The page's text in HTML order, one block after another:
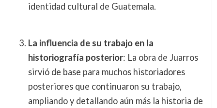
identidad cultural de Guatemala.
La influencia de su trabajo en la
historiografía posterior: La obra de Juarros
sirvió de base para muchos historiadores
posteriores que continuaron su trabajo,
ampliando y detallando aún más la historia de